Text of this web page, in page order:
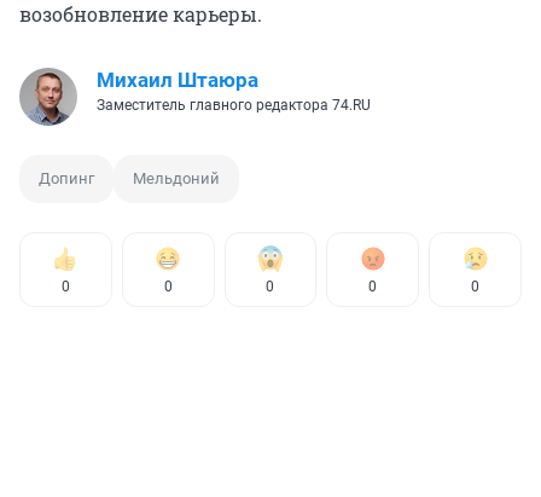
возобновление карьеры.
Михаил Штаюра
Заместитель главного редактора 74.RU
Допинг Мельдоний
0 0 0 0 0